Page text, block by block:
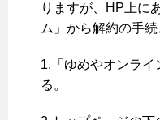
りますが、HP上に
ム」から解約の手
1.「ゆめやオンラ
る。